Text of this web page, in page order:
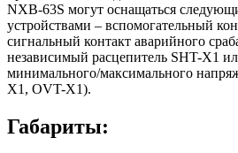
NXB-63S могут оснащаться
устройствами – вспомогательный
сигнальный контакт аварийного
независимый расцепитель SHT-X1
минимального/максимального
X1, OVT-X1).
Габариты: